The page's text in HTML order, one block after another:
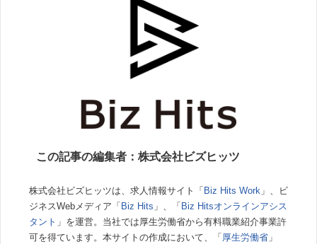
この記事の編集者：株式会社ビズヒッツ
株式会社ビズヒッツは、求人情報サイト「 Biz Hits Work 」、ビ
ジネスWebメディア「 Biz Hits 」、「 Biz Hitsオンラインアシス
タント 」を運営。当社では厚生労働省から有料職業紹介事業許
可を得ています。本サイトの作成において、「 厚生労働省 」